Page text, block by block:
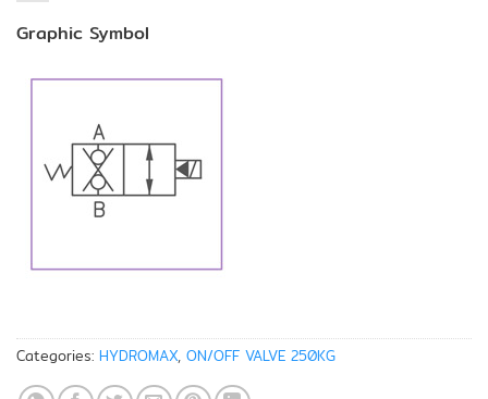
Graphic Symbol
Categories: HYDROMAX, ON/OFF VALVE 250KG